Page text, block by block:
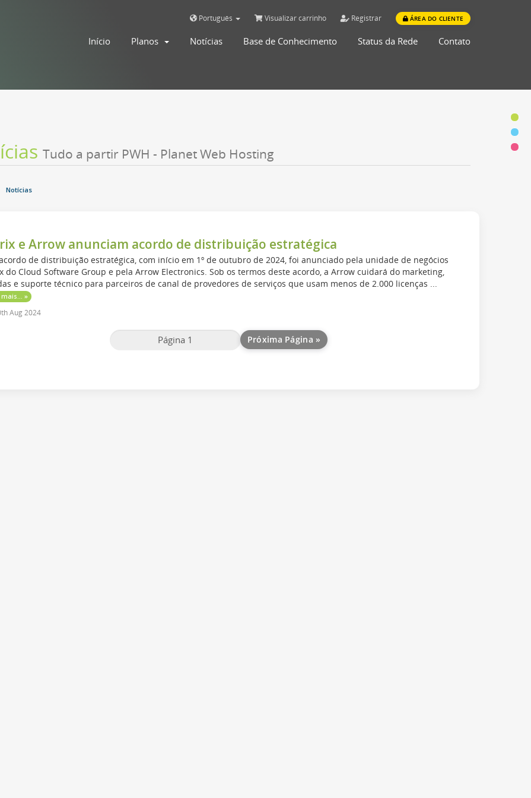
Português Visualizar carrinho Registrar ÁREA DO CLIENTE
Início Planos Notícias Base de Conhecimento Status da Rede Contato
Tudo a partir PWH - Planet Web Hosting
Notícias
e Arrow anunciam acordo de distribuição estratégica
de distribuição estratégica, com início em 1º de outubro de 2024, foi anunciado pela unidade de negócios
do Cloud Software Group e pela Arrow Electronics. Sob os termos deste acordo, a Arrow cuidará do marketing,
e suporte técnico para parceiros de canal de provedores de serviços que usam menos de 2.000 licenças ...
mais... »
Aug 2024
Próxima Página »